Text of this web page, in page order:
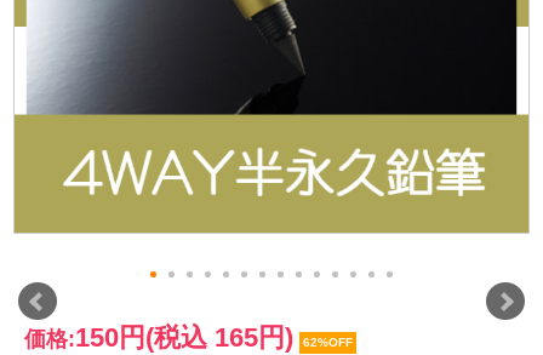
価格:150円 (税込 165円) 62%OFF